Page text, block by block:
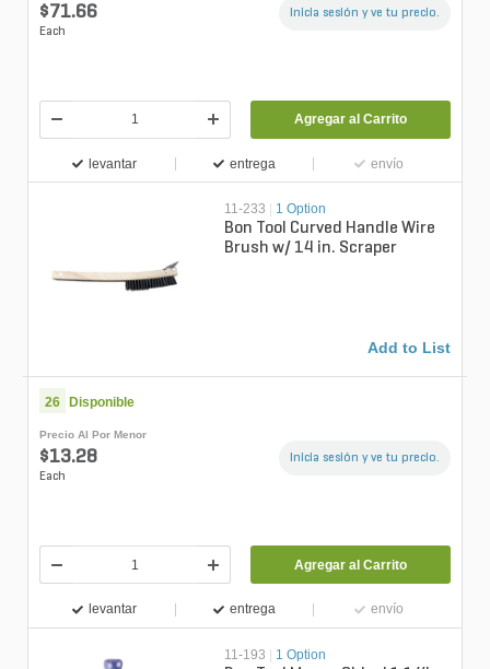
$71.66
Each
Inicia sesión y ve tu precio.
Agregar al Carrito
levantar entrega envío
11-233 1 Option
Bon Tool Curved Handle Wire
Brush w/ 14 in. Scraper
Add to List
26 Disponible
Precio Al Por Menor
$13.28
Each
Inicia sesión y ve tu precio.
Agregar al Carrito
levantar entrega envío
11-193 1 Option